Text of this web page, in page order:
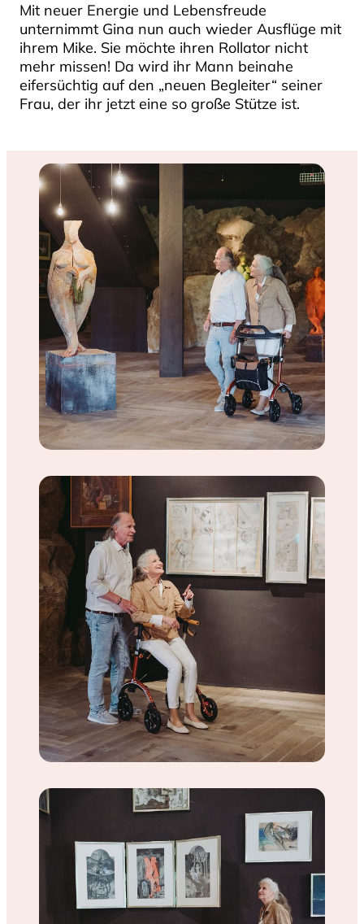
Mit neuer Energie und Lebensfreude
unternimmt Gina nun auch wieder Ausflüge mit
ihrem Mike. Sie möchte ihren Rollator nicht
mehr missen! Da wird ihr Mann beinahe
eifersüchtig auf den „neuen Begleiter“ seiner
Frau, der ihr jetzt eine so große Stütze ist.